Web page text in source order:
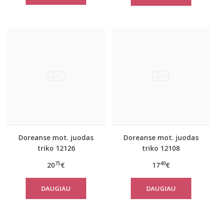
Doreanse mot. juodas
triko 12126
2075€
DAUGIAU
Doreanse mot. juodas
triko 12108
1749€
DAUGIAU